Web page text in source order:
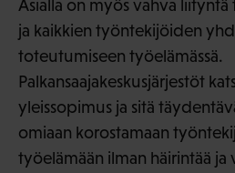
Asialla on myös vahva
ja kaikkien työntekijöiden
toteutumiseen työelämässä.
Palkansaajakeskusjärjestöt
yleissopimus ja sitä
omiaan korostamaan
työelämään ilman häirintää ja